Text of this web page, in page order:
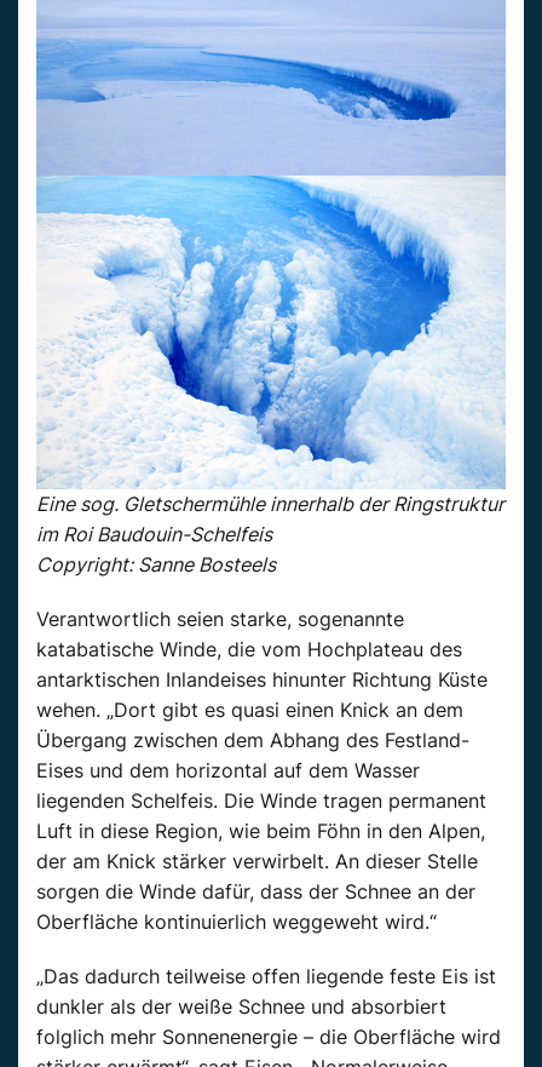
Eine sog. Gletschermühle innerhalb der Ringstruktur
im Roi Baudouin-Schelfeis
Copyright: Sanne Bosteels
Verantwortlich seien starke, sogenannte
katabatische Winde, die vom Hochplateau des
antarktischen Inlandeises hinunter Richtung Küste
wehen. „Dort gibt es quasi einen Knick an dem
Übergang zwischen dem Abhang des Festland-
Eises und dem horizontal auf dem Wasser
liegenden Schelfeis. Die Winde tragen permanent
Luft in diese Region, wie beim Föhn in den Alpen,
der am Knick stärker verwirbelt. An dieser Stelle
sorgen die Winde dafür, dass der Schnee an der
Oberfläche kontinuierlich weggeweht wird.“
„Das dadurch teilweise offen liegende feste Eis ist
dunkler als der weiße Schnee und absorbiert
folglich mehr Sonnenenergie – die Oberfläche wird